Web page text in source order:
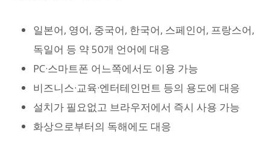
일본어, 영어, 중국어, 한국어, 스페인어, 프랑스어,
독일어 등 약 50개 언어에 대응
PC·스마트폰 어느쪽에서도 이용 가능
비즈니스·교육·엔터테인먼트 등의 용도에 대응
설치가 필요없고 브라우저에서 즉시 사용 가능
화상으로부터의 독해에도 대응